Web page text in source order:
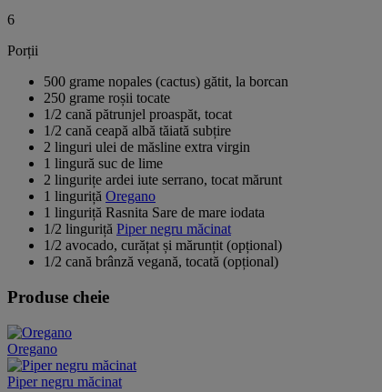
6
Porții
500 grame nopales (cactus) gătit, la borcan
250 grame roșii tocate
1/2 cană pătrunjel proaspăt, tocat
1/2 cană ceapă albă tăiată subțire
2 linguri ulei de măsline extra virgin
1 lingură suc de lime
2 lingurițe ardei iute serrano, tocat mărunt
1 linguriță Oregano
1 linguriță Rasnita Sare de mare iodata
1/2 linguriță Piper negru măcinat
1/2 avocado, curățat și mărunțit (opțional)
1/2 cană brânză vegană, tocată (opțional)
Produse cheie
Oregano
Piper negru măcinat